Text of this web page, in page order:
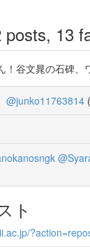
posts, 13
谷文晁の石碑
@junko11763814 (
ト